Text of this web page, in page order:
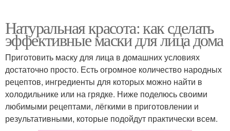
Натуральная красота: как сделать
эффективные маски для лица дома
Приготовить маску для лица в домашних условиях
достаточно просто. Есть огромное количество народных
рецептов, ингредиенты для которых можно найти в
холодильнике или на грядке. Ниже поделюсь своими
любимыми рецептами, лёгкими в приготовлении и
результативными, которые подойдут практически всем.